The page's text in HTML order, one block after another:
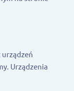
urządzeń
Urządzenia